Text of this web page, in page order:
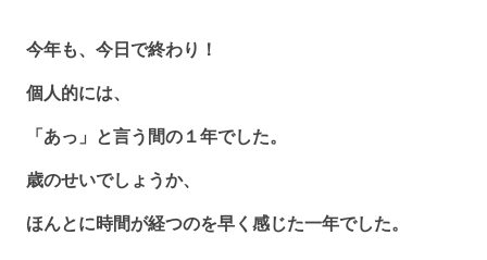
今年も、今日で終わり！
個人的には、
「あっ」と言う間の１年でした。
歳のせいでしょうか、
ほんとに時間が経つのを早く感じた一年でした。